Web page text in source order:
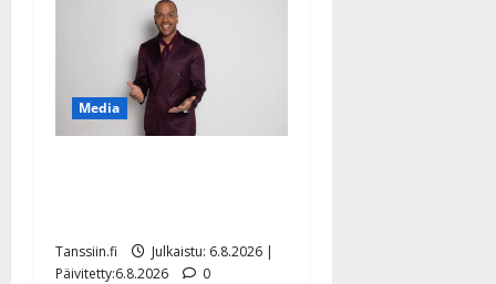
Media
Tanssiin.fi
Julkaistu: 6.8.2026 |
Päivitetty:6.8.2026
0